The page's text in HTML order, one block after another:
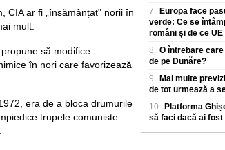
CIA ar fi „însămânțat" norii în
mult.
să modifice
în nori care favorizează
era de a bloca drumurile
trupele comuniste
7. Europa face
verde: Ce se
români și de ce
8. O întrebare
de pe Dunăre?
9. Mai multe
de tot urmează a
10. Platforma
să faci dacă ai fost